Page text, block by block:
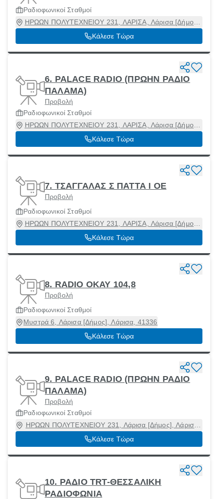
Ραδιοφωνικοί Σταθμοί
ΗΡΩΩΝ ΠΟΛΥΤΕΧΝΕΙΟΥ 231, ΛΑΡΙΣΑ, Λάρισα [Δήμος],
Λάρισα, 41221
Κάλεσε Τώρα
6. PALACE RADIO (ΠΡΩΗΝ ΡΑΔΙΟ
ΠΑΛΑΜΑ)
Προβολή
Ραδιοφωνικοί Σταθμοί
ΗΡΩΩΝ ΠΟΛΥΤΕΧΝΕΙΟΥ 231, ΛΑΡΙΣΑ, Λάρισα [Δήμος],
Λάρισα, 41221
Κάλεσε Τώρα
7. ΤΣΑΓΓΑΛΑΣ Σ ΠΑΤΤΑ Ι ΟΕ
Προβολή
Ραδιοφωνικοί Σταθμοί
ΗΡΩΩΝ ΠΟΛΥΤΕΧΝΕΙΟΥ 231, ΛΑΡΙΣΑ, Λάρισα [Δήμος],
Λάρισα, 41221
Κάλεσε Τώρα
8. RADIO OKAY 104,8
Προβολή
Ραδιοφωνικοί Σταθμοί
Μυστρά 6, Λάρισα [Δήμος], Λάρισα, 41336
Κάλεσε Τώρα
9. PALACE RADIO (ΠΡΩΗΝ ΡΑΔΙΟ
ΠΑΛΑΜΑ)
Προβολή
Ραδιοφωνικοί Σταθμοί
ΗΡΩΩΝ ΠΟΛΥΤΕΧΝΕΙΟΥ 231, Λάρισα [Δήμος], Λάρισα,
41221
Κάλεσε Τώρα
10. ΡΑΔΙΟ TRT-ΘΕΣΣΑΛΙΚΗ
ΡΑΔΙΟΦΩΝΙΑ